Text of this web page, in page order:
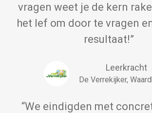
vragen weet je de kern
het lef om door te vragen
resultaat!”
Leerkracht
De Verrekijker,
“We eindigden met